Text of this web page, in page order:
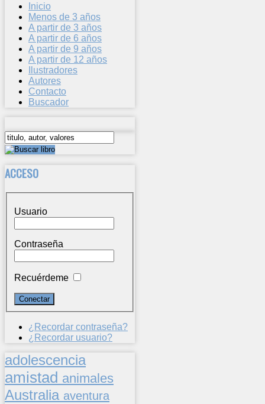
Inicio
Menos de 3 años
A partir de 3 años
A partir de 6 años
A partir de 9 años
A partir de 12 años
Ilustradores
Autores
Contacto
Buscador
ACCESO
Usuario
Contraseña
Recuérdeme
¿Recordar contraseña?
¿Recordar usuario?
adolescencia
amistad animales
Australia aventura